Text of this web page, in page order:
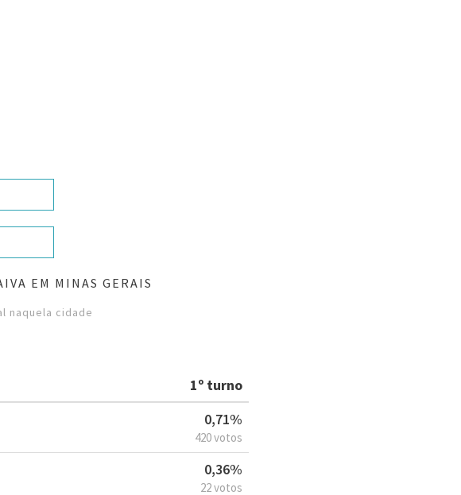
EM MINAS GERAIS
naquela cidade
1º turno
0,71%
420 votos
0,36%
22 votos